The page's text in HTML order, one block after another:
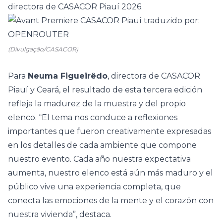
directora de CASACOR Piauí 2026.
(Divulgação/CASACOR)
Para Neuma Figueirêdo, directora de CASACOR
Piauí y Ceará, el resultado de esta tercera edición
refleja la madurez de la muestra y del propio
elenco. “El tema nos conduce a reflexiones
importantes que fueron creativamente expresadas
en los detalles de cada ambiente que compone
nuestro evento. Cada año nuestra expectativa
aumenta, nuestro elenco está aún más maduro y el
público vive una experiencia completa, que
conecta las emociones de la mente y el corazón con
nuestra vivienda”, destaca.